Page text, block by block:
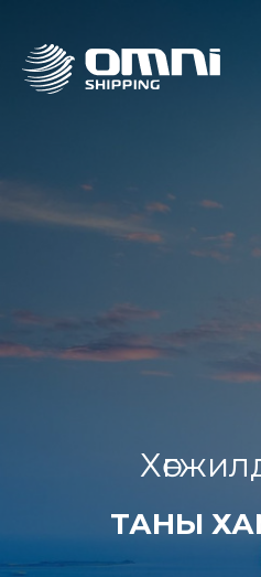
Хөгжилд
ТАНЫ